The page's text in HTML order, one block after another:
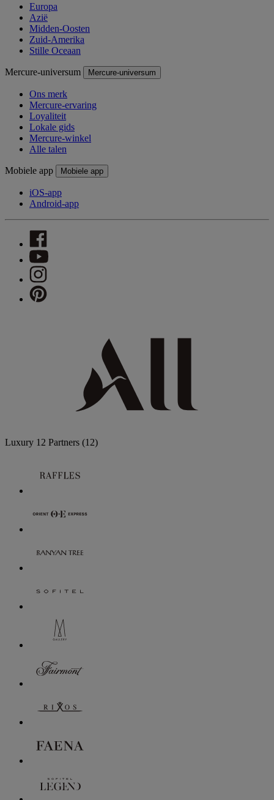
Europa
Azië
Midden-Oosten
Zuid-Amerika
Stille Oceaan
Mercure-universum Mercure-universum
Ons merk
Mercure-ervaring
Loyaliteit
Lokale gids
Mercure-winkel
Alle talen
Mobiele app Mobiele app
iOS-app
Android-app
Luxury 12 Partners (12)